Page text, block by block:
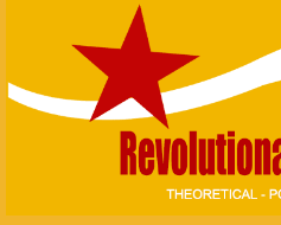
content
Marksizm